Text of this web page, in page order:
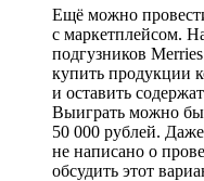
Ещё можно
с маркетплейсом.
подгузников
купить продукции
и оставить
Выиграть можно
50 000 рублей.
не написано о
обсудить этот